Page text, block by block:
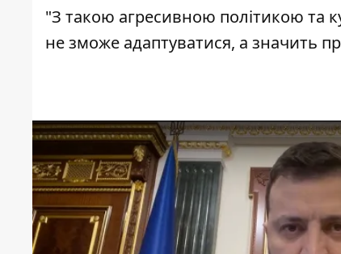
"З такою агресивною політикою та
не зможе адаптуватися, а значить